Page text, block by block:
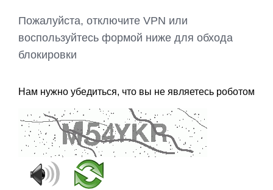
Пожалуйста, отключите VPN или
воспользуйтесь формой ниже для обхода
блокировки
Нам нужно убедиться, что вы не являетесь роботом